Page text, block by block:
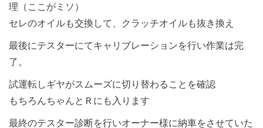
理（ここがミソ）
セレのオイルも交換して、クラッチオイルも抜き換え
最後にテスターにてキャリブレーションを行い作業は完
了。
試運転しギヤがスムーズに切り替わることを確認
もちろんちゃんとＲにも入ります
最終のテスター診断を行いオーナー様に納車をさせていた